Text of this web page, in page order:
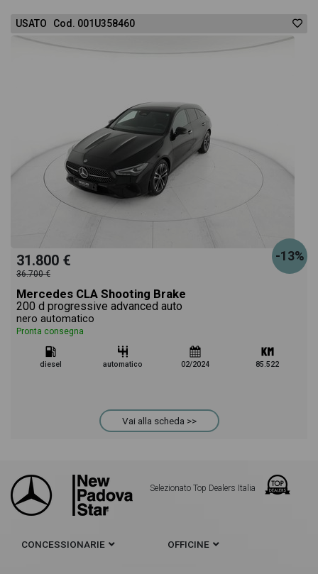
USATO Cod. 001U358460
-13%
31.800 €
36.700 €
Mercedes CLA Shooting Brake
200 d progressive advanced auto
nero automatico
Pronta consegna
diesel automatico 02/2024 85.522
Vai alla scheda >>
Selezionato Top Dealers Italia
CONCESSIONARIE OFFICINE